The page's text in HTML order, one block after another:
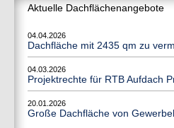
Aktuelle Dachflächenangebote
04.04.2026
Dachfläche mit 2435 qm zu
04.03.2026
Projektrechte für RTB Aufdach
20.01.2026
Große Dachfläche von